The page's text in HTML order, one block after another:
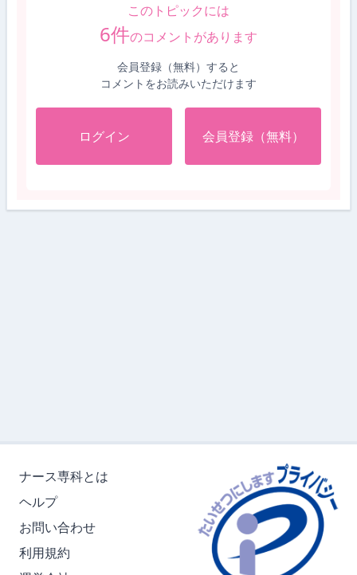
このトピックには
6件のコメントがあります
会員登録（無料）すると
コメントをお読みいただけます
ログイン 会員登録（無料）
ナース専科とは
ヘルプ
お問い合わせ
利用規約